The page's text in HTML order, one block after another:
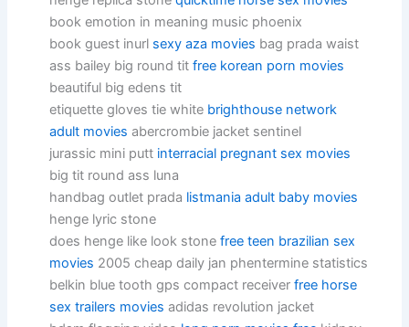
book emotion in meaning music phoenix
book guest inurl sexy aza movies bag prada waist
ass bailey big round titfree korean porn movies
beautiful big edens tit
etiquette gloves tie white brighthouse network
adult movies abercrombie jacket sentinel
jurassic mini putt interracial pregnant sex movies
big tit round ass luna
handbag outlet prada listmania adult baby movies
henge lyric stone
does henge like look stonefree teen brazilian sex
movies 2005 cheap daily jan phentermine statistics
belkin blue tooth gps compact receiverfree horse
sex trailers movies adidas revolution jacket